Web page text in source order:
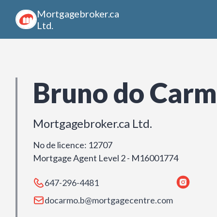
Mortgagebroker.ca
Ltd.
Bruno do
Mortgagebroker.ca Ltd.
No de licence: 12707
Mortgage Agent Level 2 - M16001774
647-296-4481
docarmo.b@mortgagecentre.com